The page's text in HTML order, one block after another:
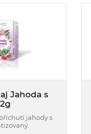
Jahoda s
jahody s